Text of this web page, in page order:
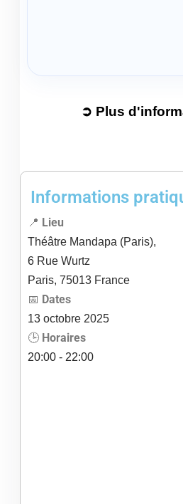
➲ Plus
Informations
📍 Lieu
Théâtre Mandapa (Paris),
6 Rue Wurtz
Paris, 75013 France
📅 Dates
13 octobre 2025
🕒 Horaires
20:00 - 22:00